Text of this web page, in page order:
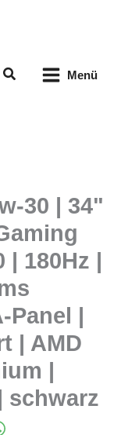
Suchen Menü
30 | 34"
| 180Hz |
Panel |
| AMD
|
schwarz